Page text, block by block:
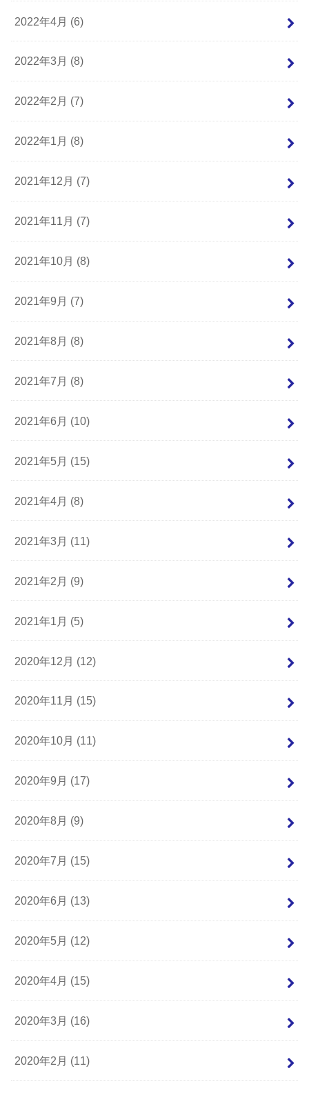
2022年4月 (6)
2022年3月 (8)
2022年2月 (7)
2022年1月 (8)
2021年12月 (7)
2021年11月 (7)
2021年10月 (8)
2021年9月 (7)
2021年8月 (8)
2021年7月 (8)
2021年6月 (10)
2021年5月 (15)
2021年4月 (8)
2021年3月 (11)
2021年2月 (9)
2021年1月 (5)
2020年12月 (12)
2020年11月 (15)
2020年10月 (11)
2020年9月 (17)
2020年8月 (9)
2020年7月 (15)
2020年6月 (13)
2020年5月 (12)
2020年4月 (15)
2020年3月 (16)
2020年2月 (11)